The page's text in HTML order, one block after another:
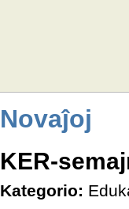
Novaĵoj
KER-
Kategorio: